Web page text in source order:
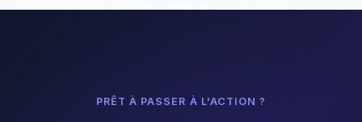
PRÊT À PASSER À L'ACTION ?